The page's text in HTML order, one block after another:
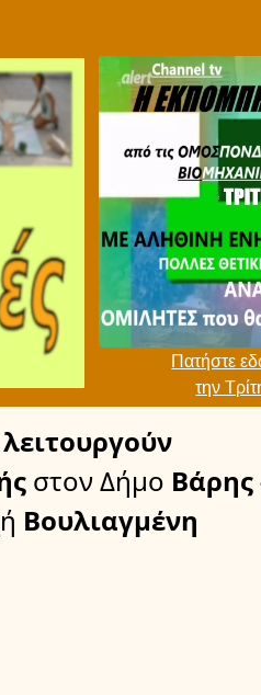
Πατήστε
την
στον Δήμο Βάρης
Βουλιαγμένη